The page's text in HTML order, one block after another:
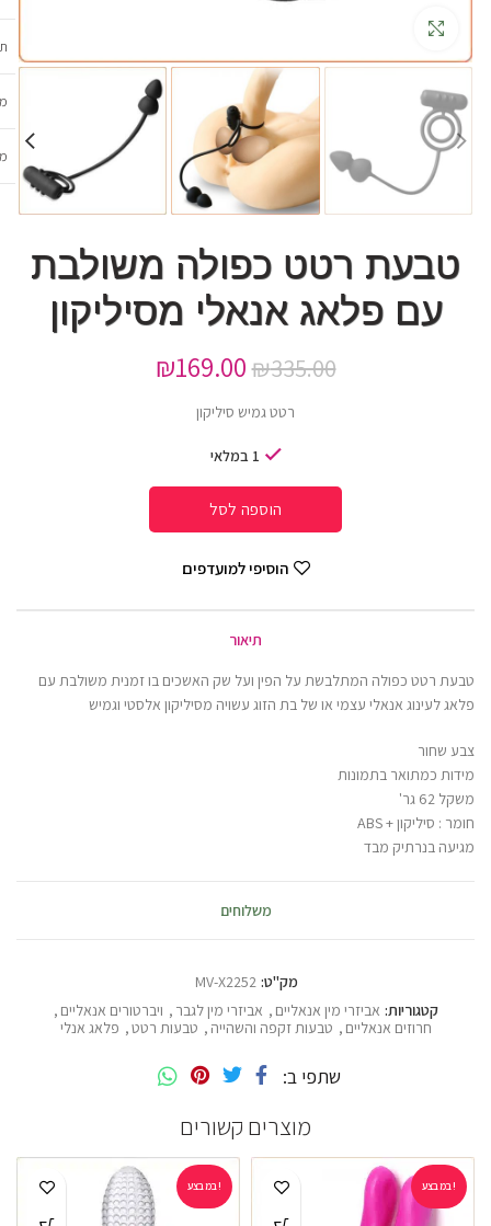
טבעת רטט כפולה משולבת
עם פלאג אנאלי מסיליקון
₪335.00
₪169.00
רטט גמיש סיליקון
1 במלאי
הוספה לסל
הוסיפי למועדפים
תיאור
טבעת רטט כפולה המתלבשת על הפין ועל שק האשכים בו זמנית משולבת עם
פלאג לעינוג אנאלי עצמי או של בת הזוג עשויה מסיליקון אלסטי וגמיש
צבע שחור
מידות כמתואר בתמונות
משקל 62 גר'
חומר : סיליקון + ABS
מגיעה בנרתיק מבד
משלוחים
מק"ט: MV-X2252
קטגוריות: אביזרי מין אנאליים , אביזרי מין לגבר , ויברטורים אנאליים ,
חרוזים אנאליים , טבעות זקפה והשהייה , טבעות רטט, פלאג אנלי
שתפי ב
מוצרים קשורים
במבצע! במבצע!